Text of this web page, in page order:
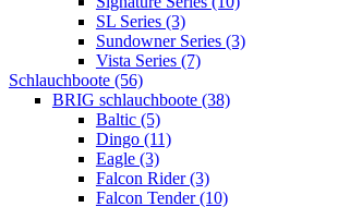
SL Series (3)
Sundowner Series (3)
Vista Series (7)
Schlauchboote (56)
BRIG schlauchboote (38)
Baltic (5)
Dingo (11)
Eagle (3)
Falcon Rider (3)
Falcon Tender (10)